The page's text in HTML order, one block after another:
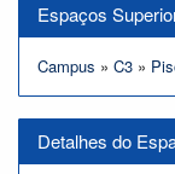
Espaços
Campus » C3 »
Detalhes do